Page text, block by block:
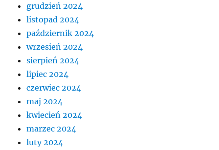
grudzień 2024
listopad 2024
październik 2024
wrzesień 2024
sierpień 2024
lipiec 2024
czerwiec 2024
maj 2024
kwiecień 2024
marzec 2024
luty 2024